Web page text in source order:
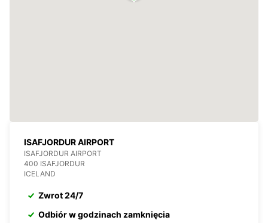
ISAFJORDUR AIRPORT
ISAFJORDUR AIRPORT
400 ISAFJORDUR
ICELAND
Zwrot 24/7
Odbiór w godzinach zamknięcia